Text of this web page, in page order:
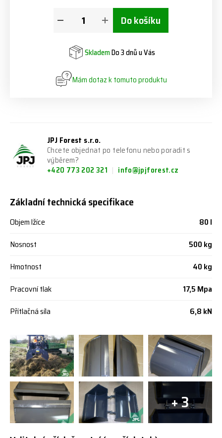
+ 3
Do košíku
SklademDo 3 dnů u Vás
Mám dotaz k tomuto produktu
JPJ Forest s.r.o.
Chcete objednat po telefonu nebo poradit s
výběrem?
+420 773 202 321
info@jpjforest.cz
Základní technická specifikace
Objem lžíce
80 l
Nosnost
500 kg
Hmotnost
40 kg
Pracovní tlak
17,5 Mpa
Přítlačná síla
6,8 kN